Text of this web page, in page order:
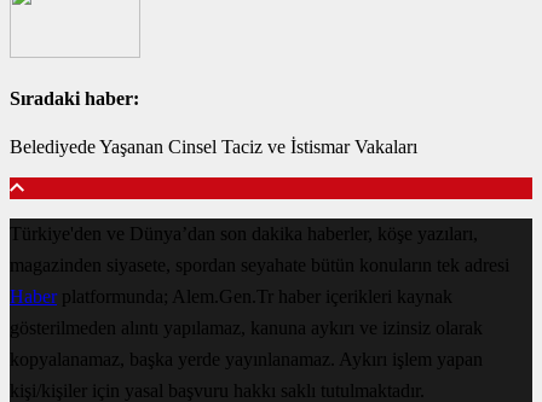
Sıradaki haber:
Belediyede Yaşanan Cinsel Taciz ve İstismar Vakaları
Türkiye'den ve Dünya’dan son dakika haberler, köşe yazıları,
magazinden siyasete, spordan seyahate bütün konuların tek adresi
Haberplatformunda; Alem.Gen.Tr haber içerikleri kaynak
gösterilmeden alıntı yapılamaz, kanuna aykırı ve izinsiz olarak
kopyalanamaz, başka yerde yayınlanamaz. Aykırı işlem yapan
kişi/kişiler için yasal başvuru hakkı saklı tutulmaktadır.